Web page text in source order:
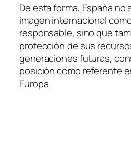
De esta forma, España
imagen internacional
responsable, sino que
protección de sus
generaciones futuras,
posición como referente
Europa.